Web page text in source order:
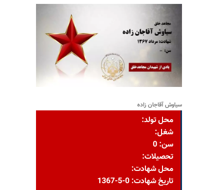
سیاوش آقاجان زاده
محل تولد:
شغل:
سن: 0
تحصیلات:
محل شهادت:
تاریخ شهادت: 0-5-1367